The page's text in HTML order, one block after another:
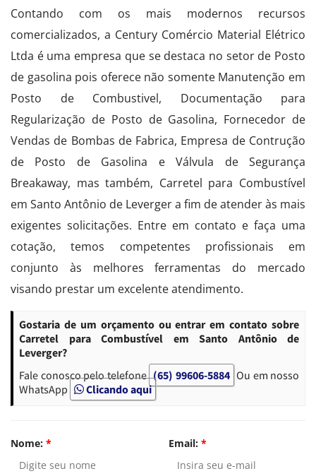
Contando com os mais modernos recursos
comercializados, a Century Comércio Material Elétrico
Ltda é uma empresa que se destaca no setor de Posto
de gasolina pois oferece não somente Manutenção em
Posto de Combustivel, Documentação para
Regularização de Posto de Gasolina, Fornecedor de
Vendas de Bombas de Fabrica, Empresa de Contrução
de Posto de Gasolina e Válvula de Segurança
Breakaway, mas também, Carretel para Combustível
em Santo Antônio de Leverger a fim de atender às mais
exigentes solicitações. Entre em contato e faça uma
cotação, temos competentes profissionais em
conjunto às melhores ferramentas do mercado
visando prestar um excelente atendimento.
Gostaria de um orçamento ou entrar em contato sobre
Carretel para Combustível em Santo Antônio de
Leverger?
Fale conosco pelo telefone (65) 99606-5884 Ou em nosso
WhatsApp
Clicando aqui
Nome: * Email: *